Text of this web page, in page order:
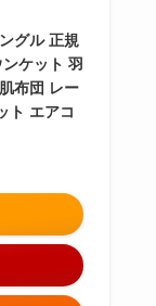
グル 正規
ケット 羽
布団 レー
ト エアコ